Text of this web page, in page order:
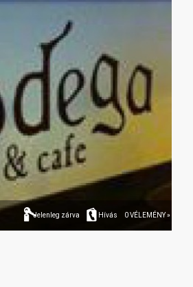
Jelenleg zárva Hívás 0 VÉLEMÉNY »